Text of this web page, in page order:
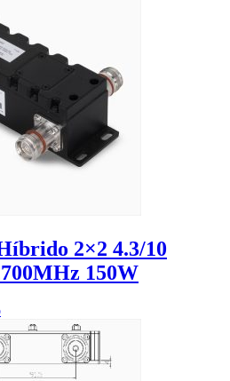
2×2 4.3/10
150W